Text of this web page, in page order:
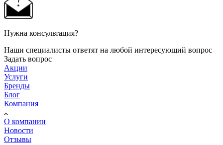
Нужна консультация?
Наши специалисты ответят на любой интересующий вопрос
Задать вопрос
Акции
Услуги
Бренды
Блог
Компания
О компании
Новости
Отзывы